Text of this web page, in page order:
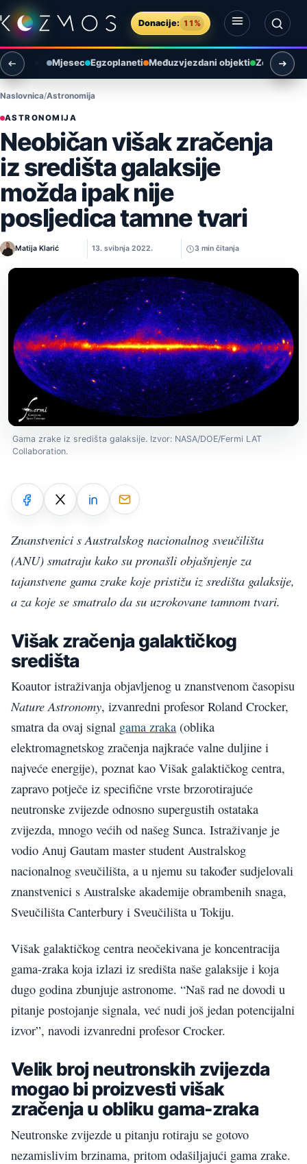
Preskoči na sadržaj
Donacije: 11%
Otvori izbornik
Otvori pretragu
Mjesec Egzoplaneti Međuzvjezdani objekti Zemlja i
Naslovnica Astronomija
ASTRONOMIJA
Neobičan višak zračenja
iz središta galaksije
možda ipak nije
posljedica tamne tvari
Matija Klarić 13. svibnja 2022. 3 min čitanja
Gama zrake iz središta galaksije. Izvor: NASA/DOE/Fermi LAT
Collaboration.
Znanstvenici s Australskog nacionalnog sveučilišta
(ANU) smatraju kako su pronašli objašnjenje za
tajanstvene gama zrake koje pristižu iz središta galaksije,
a za koje se smatralo da su uzrokovane tamnom tvari.
Višak zračenja galaktičkog
središta
Koautor istraživanja objavljenog u znanstvenom časopisu
Nature Astronomy, izvanredni profesor Roland Crocker,
smatra da ovaj signal gama zraka (oblika
elektromagnetskog zračenja najkraće valne duljine i
najveće energije), poznat kao Višak galaktičkog centra,
zapravo potječe iz specifične vrste brzorotirajuće
neutronske zvijezde odnosno supergustih ostataka
zvijezda, mnogo većih od našeg Sunca. Istraživanje je
vodio Anuj Gautam master student Australskog
nacionalnog sveučilišta, a u njemu su također sudjelovali
znanstvenici s Australske akademije obrambenih snaga,
Sveučilišta Canterbury i Sveučilišta u Tokiju.
Višak galaktičkog centra neočekivana je koncentracija
gama-zraka koja izlazi iz središta naše galaksije i koja
dugo godina zbunjuje astronome. “Naš rad ne dovodi u
pitanje postojanje signala, već nudi još jedan potencijalni
izvor”, navodi izvanredni profesor Crocker.
Velik broj neutronskih zvijezda
mogao bi proizvesti višak
zračenja u obliku gama-zraka
Neutronske zvijezde u pitanju rotiraju se gotovo
nezamislivim brzinama, pritom odašiljajući gama zrake.